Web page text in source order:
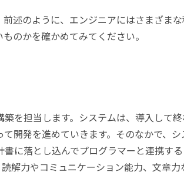
述のように、エンジニアにはさまざま
のかを確かめてみてください。
を担当します。システムは、導入して
開発を進めていきます。そのなかで、シ
に落とし込んでプログラマーと連携す
解力やコミュニケーション能力、文章力